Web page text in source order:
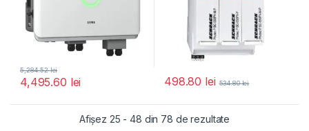
4,495.60 lei
5,284.52lei
498.80 lei 534.80lei
Afișez 25 - 48 din 78 de rezultate